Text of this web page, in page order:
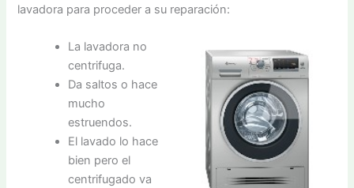
lavadora para proceder a su reparación:
La lavadora no
centrifuga.
Da saltos o hace
mucho
estruendos.
El lavado lo hace
bien pero el
centrifugado va